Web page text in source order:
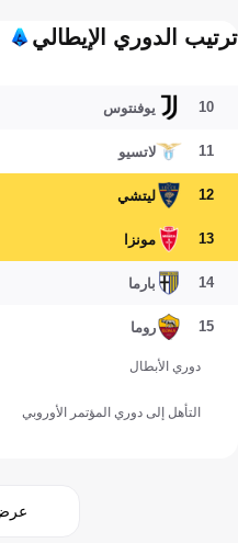
ترتيب الدوري الإيطالي
10 يوفنتوس
11 لاتسيو
12 ليتشي
13 مونزا
14 بارما
15 روما
دوري الأبطال
التأهل إلى دوري المؤتمر الأوروبي